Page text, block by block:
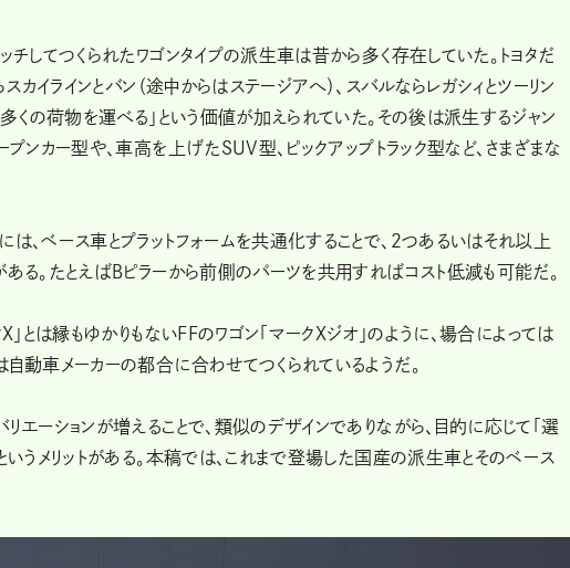
チしてつくられたワゴンタイプの派生車は昔から多く存在していた。トヨタだ
スカイラインとバン（途中からはステージアへ）、スバルならレガシィとツーリン
多くの荷物を運べる」という価値が加えられていた。その後は派生するジャン
プンカー型や、車高を上げたSUV型、ピックアップトラック型など、さまざまな
、ベース車とプラットフォームを共通化することで、２つあるいはそれ以上
る。たとえばＢピラーから前側のパーツを共用すればコスト低減も可能だ。
」とは縁もゆかりもないFFのワゴン「マークXジオ」のように、場合によっては
動車メーカーの都合に合わせてつくられているようだ。
エーションが増えることで、類似のデザインでありながら、目的に応じて「選
いうメリットがある。本稿では、これまで登場した国産の派生車とそのベース